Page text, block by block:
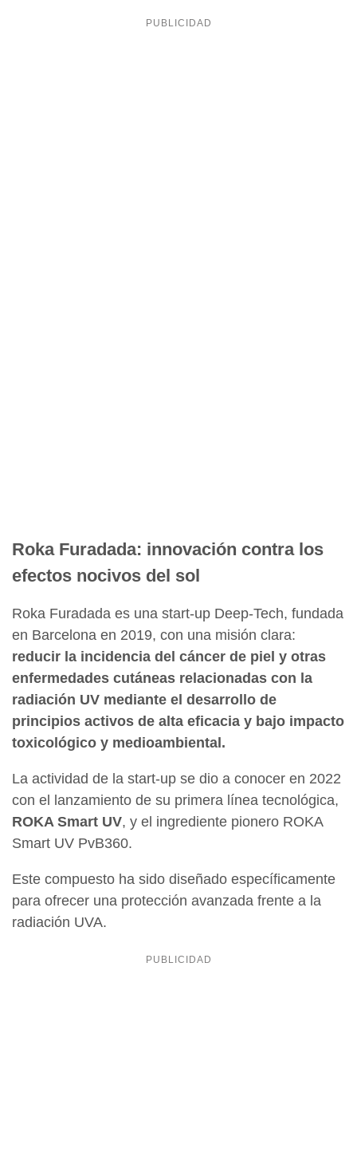
Roka Furadada: innovación contra los
efectos nocivos del sol
Roka Furadada es una start-up Deep-Tech, fundada
en Barcelona en 2019, con una misión clara:
reducir la incidencia del cáncer de piel y otras
enfermedades cutáneas relacionadas con la
radiación UV mediante el desarrollo de
principios activos de alta eficacia y bajo impacto
toxicológico y medioambiental.
La actividad de la start-up se dio a conocer en 2022
con el lanzamiento de su primera línea tecnológica,
ROKA Smart UV, y el ingrediente pionero ROKA
Smart UV PvB360.
Este compuesto ha sido diseñado específicamente
para ofrecer una protección avanzada frente a la
radiación UVA.